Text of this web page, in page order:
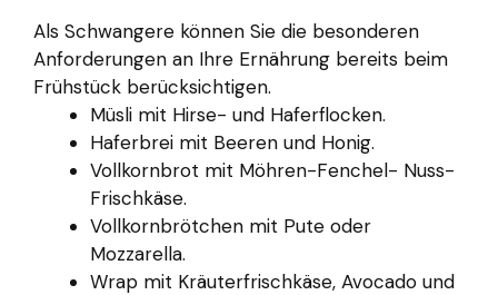
Als Schwangere können Sie die besonderen
Anforderungen an Ihre Ernährung bereits beim
Frühstück berücksichtigen.
Müsli mit Hirse- und Haferflocken.
Haferbrei mit Beeren und Honig.
Vollkornbrot mit Möhren-Fenchel- Nuss-
Frischkäse.
Vollkornbrötchen mit Pute oder
Mozzarella.
Wrap mit Kräuterfrischkäse, Avocado und